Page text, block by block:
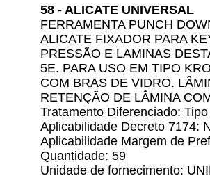
58 - ALICATE UNIVERSAL
FERRAMENTA PUNCH
ALICATE FIXADOR PARA
PRESSÃO E LAMINAS
5E. PARA USO EM TIPO
COM BRAS DE VIDRO.
RETENÇÃO DE LÂMINA
Tratamento Diferenciado:
Aplicabilidade Decreto 7174:
Aplicabilidade Margem de
Quantidade: 59
Unidade de fornecimento: